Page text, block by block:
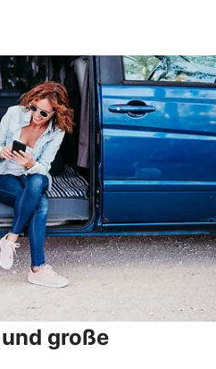
große